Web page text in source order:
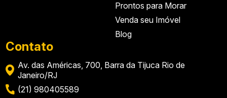
Prontos para Morar
Venda seu Imóvel
Blog
Contato
Av. das Américas, 700, Barra da Tijuca Rio de
Janeiro/RJ
(21) 980405589